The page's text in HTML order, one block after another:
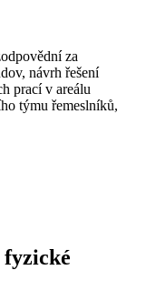
za
návrh řešení
prací v areálu
týmu řemeslníků,